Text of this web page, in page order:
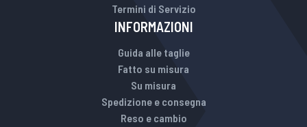
Termini di Servizio
INFORMAZIONI
Guida alle taglie
Fatto su misura
Su misura
Spedizione e consegna
Reso e cambio